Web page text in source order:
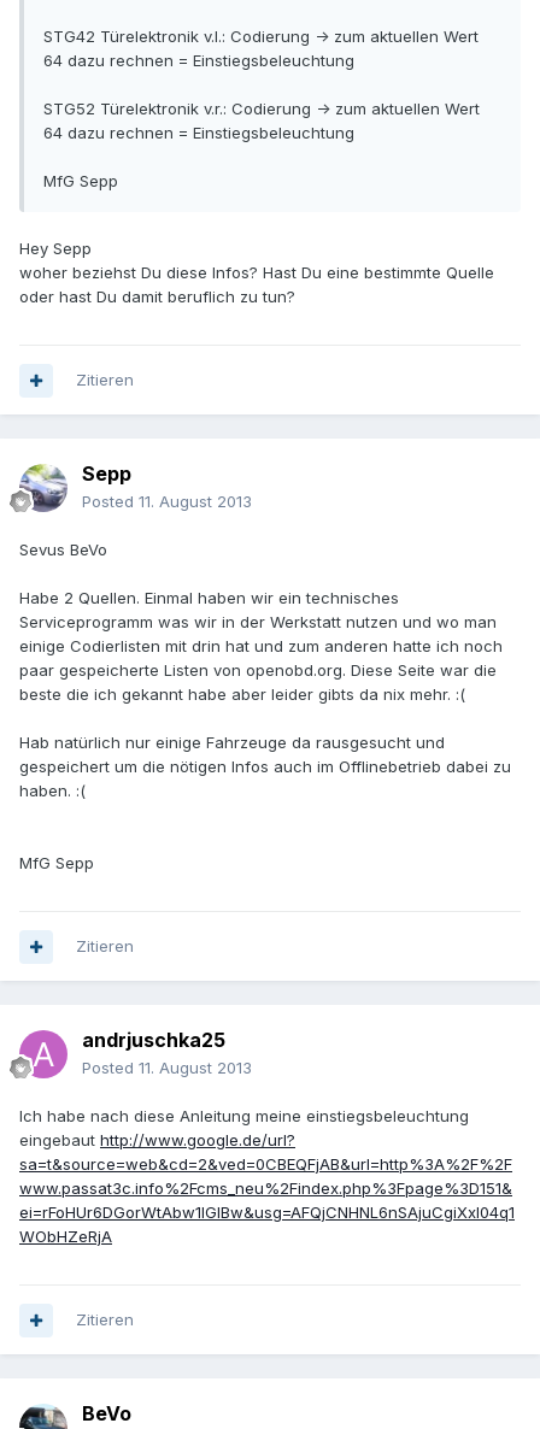
STG42 Türelektronik v.l.: Codierung -> zum aktuellen Wert
64 dazu rechnen = Einstiegsbeleuchtung
STG52 Türelektronik v.r.: Codierung -> zum aktuellen Wert
64 dazu rechnen = Einstiegsbeleuchtung
MfG Sepp
Hey Sepp
woher beziehst Du diese Infos? Hast Du eine bestimmte Quelle
oder hast Du damit beruflich zu tun?
Zitieren
Sepp
Posted 11. August 2013
Sevus BeVo
Habe 2 Quellen. Einmal haben wir ein technisches
Serviceprogramm was wir in der Werkstatt nutzen und wo man
einige Codierlisten mit drin hat und zum anderen hatte ich noch
paar gespeicherte Listen von openobd.org. Diese Seite war die
beste die ich gekannt habe aber leider gibts da nix mehr. :(
Hab natürlich nur einige Fahrzeuge da rausgesucht und
gespeichert um die nötigen Infos auch im Offlinebetrieb dabei zu
haben. :(
MfG Sepp
Zitieren
andrjuschka25
Posted 11. August 2013
Ich habe nach diese Anleitung meine einstiegsbeleuchtung
eingebaut http://www.google.de/url?
sa=t&source=web&cd=2&ved=0CBEQFjAB&url=http%3A%2F%2F
www.passat3c.info%2Fcms_neu%2Findex.php%3Fpage%3D151&
ei=rFoHUr6DGorWtAbw1IGIBw&usg=AFQjCNHNL6nSAjuCgiXxI04q1
WObHZeRjA
Zitieren
BeVo